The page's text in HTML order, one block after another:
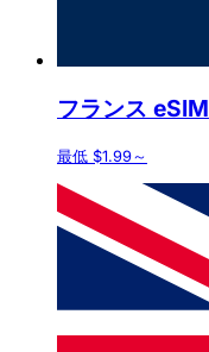
フランス eSIM
最低 $1.99～